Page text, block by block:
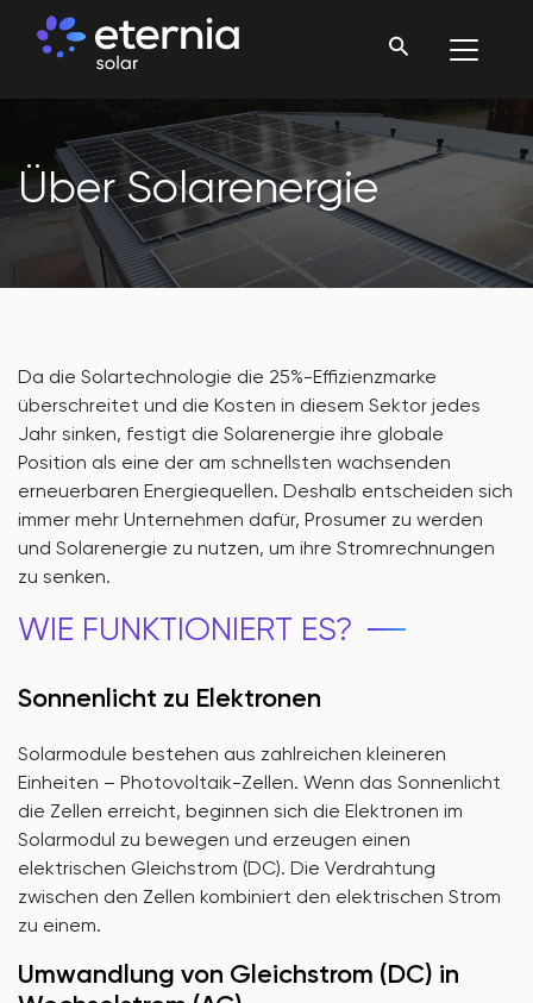
Über Solarenergie
Da die Solartechnologie die 25%-Effizienzmarke
überschreitet und die Kosten in diesem Sektor jedes
Jahr sinken, festigt die Solarenergie ihre globale
Position als eine der am schnellsten wachsenden
erneuerbaren Energiequellen. Deshalb entscheiden sich
immer mehr Unternehmen dafür, Prosumer zu werden
und Solarenergie zu nutzen, um ihre Stromrechnungen
zu senken.
WIE FUNKTIONIERT ES?
Sonnenlicht zu Elektronen
Solarmodule bestehen aus zahlreichen kleineren
Einheiten – Photovoltaik-Zellen. Wenn das Sonnenlicht
die Zellen erreicht, beginnen sich die Elektronen im
Solarmodul zu bewegen und erzeugen einen
elektrischen Gleichstrom (DC). Die Verdrahtung
zwischen den Zellen kombiniert den elektrischen Strom
zu einem.
Umwandlung von Gleichstrom (DC) in